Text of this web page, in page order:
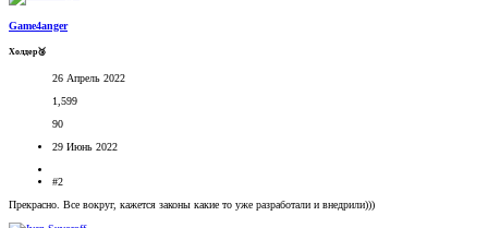
Game4anger
Холдер🥉
26 Апрель 2022
1,599
90
29 Июнь 2022
#2
Прекрасно. Все вокруг, кажется законы какие то уже разработали и внедрили)))